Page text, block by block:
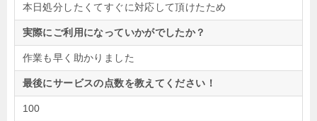
本日処分したくてすぐに対応して頂けたため
実際にご利用になっていかがでしたか？
作業も早く助かりました
最後にサービスの点数を教えてください！
100